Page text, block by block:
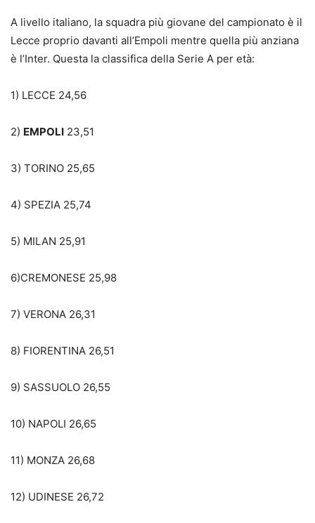
A livello italiano, la squadra più giovane del campionato è il
Lecce proprio davanti all’Empoli mentre quella più anziana
è l’Inter. Questa la classifica della Serie A per età:
1) LECCE 24,56
2) EMPOLI 23,51
3) TORINO 25,65
4) SPEZIA 25,74
5) MILAN 25,91
6)CREMONESE 25,98
7) VERONA 26,31
8) FIORENTINA 26,51
9) SASSUOLO 26,55
10) NAPOLI 26,65
11) MONZA 26,68
12) UDINESE 26,72